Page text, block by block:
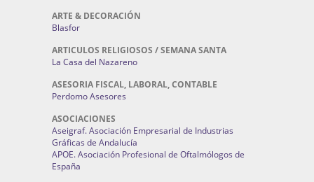
ARTE & DECORACIÓN
Blasfor
ARTICULOS RELIGIOSOS / SEMANA SANTA
La Casa del Nazareno
ASESORIA FISCAL, LABORAL, CONTABLE
Perdomo Asesores
ASOCIACIONES
Aseigraf. Asociación Empresarial de Industrias
Gráficas de Andalucía
APOE. Asociación Profesional de Oftalmólogos de
España